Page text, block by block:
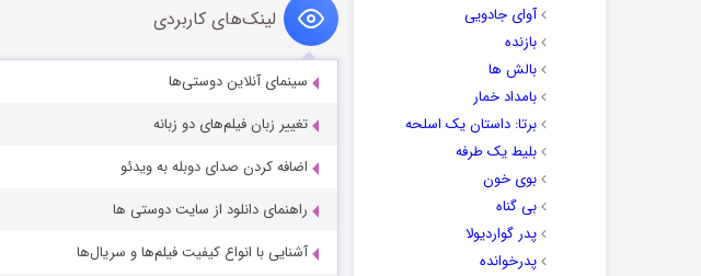
آوای جادویی
بازنده
بالش ها
بامداد خمار
برتا: داستان یک اسلحه
بلیط یک‌‌ طرفه
بوی خون
بی گناه
پدر گواردیولا
پدرخوانده
لینک‌های کاربردی
سینمای آنلاین دوستی‌ها
تغییر زبان فیلم‌های دو زبانه
اضافه کردن صدای دوبله به ویدئو
راهنمای دانلود از سایت دوستی ها
آشنایی با انواع کیفیت فیلم‌ها و سریال‌ها